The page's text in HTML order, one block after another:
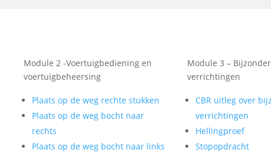
Module 2 -Voertuigbediening en
voertuigbeheersing
Plaats op de weg rechte stukken
Plaats op de weg bocht naar
rechts
Plaats op de weg bocht naar links
Module 3 –
verrichtingen
CBR uitleg over
verrichtingen
Hellingproef
Stopopdracht